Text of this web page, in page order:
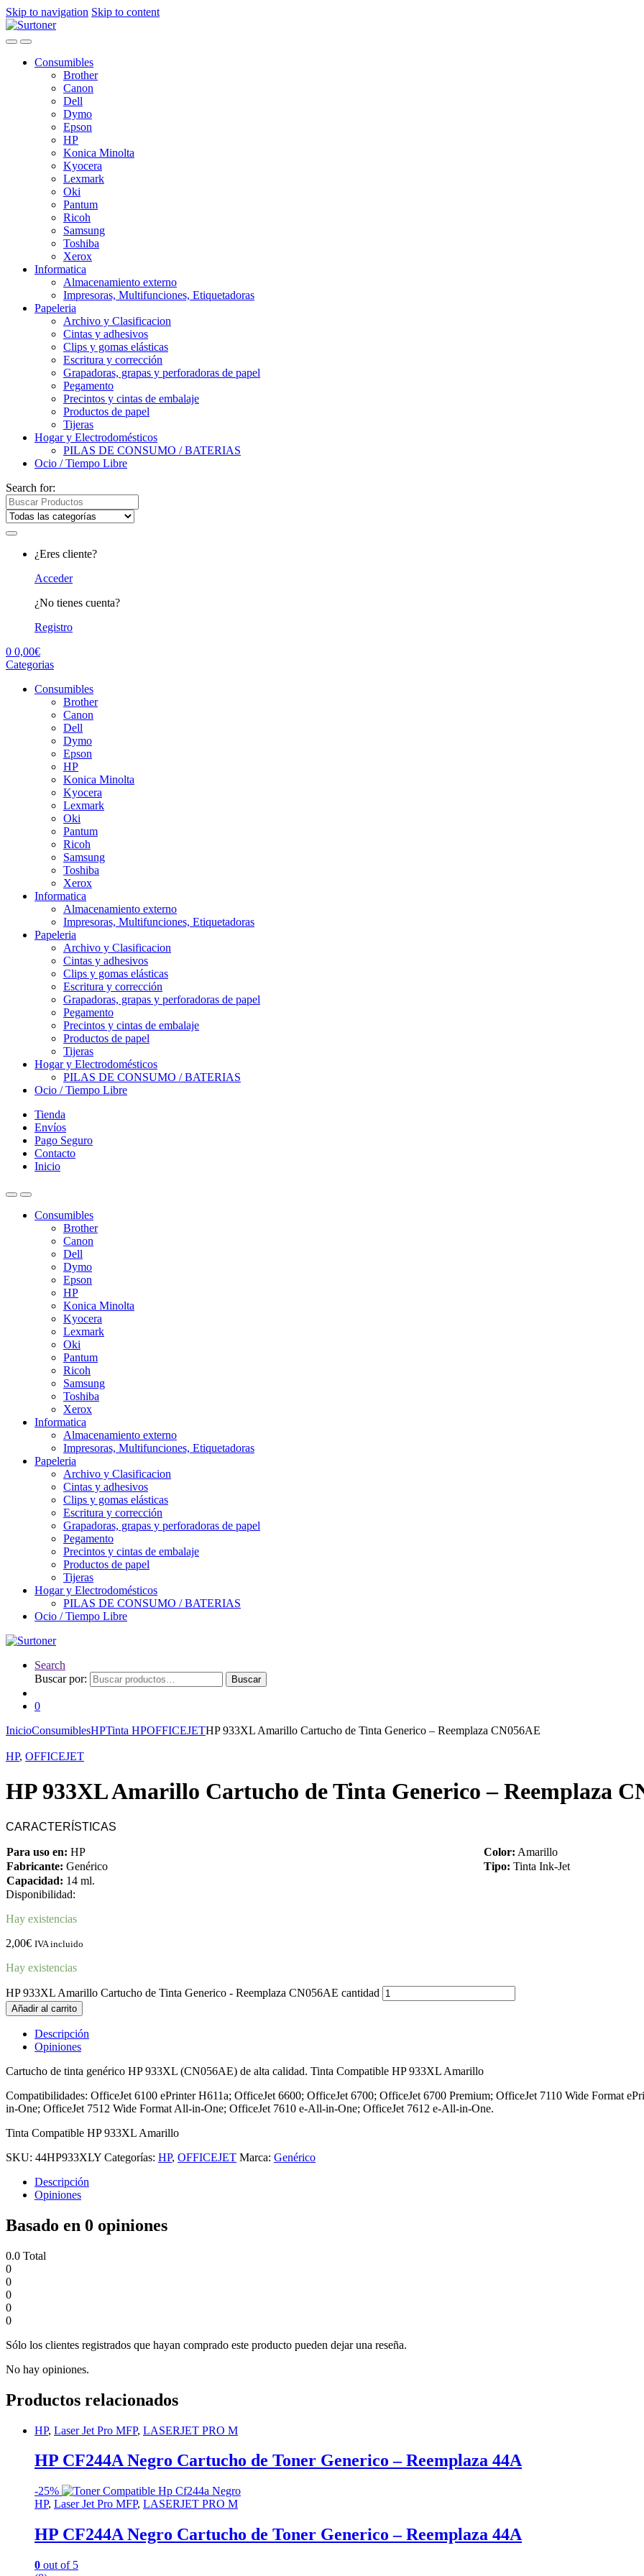
Skip to navigation Skip to content
Consumibles
Brother
Canon
Dell
Dymo
Epson
HP
Konica Minolta
Kyocera
Lexmark
Oki
Pantum
Ricoh
Samsung
Toshiba
Xerox
Informatica
Almacenamiento externo
Impresoras, Multifunciones, Etiquetadoras
Papeleria
Archivo y Clasificacion
Cintas y adhesivos
Clips y gomas elásticas
Escritura y corrección
Grapadoras, grapas y perforadoras de papel
Pegamento
Precintos y cintas de embalaje
Productos de papel
Tijeras
Hogar y Electrodomésticos
PILAS DE CONSUMO / BATERIAS
Ocio / Tiempo Libre
Search for:
¿Eres cliente?
Acceder
¿No tienes cuenta?
Registro
0 0,00€
Categorias
Consumibles
Brother
Canon
Dell
Dymo
Epson
HP
Konica Minolta
Kyocera
Lexmark
Oki
Pantum
Ricoh
Samsung
Toshiba
Xerox
Informatica
Almacenamiento externo
Impresoras, Multifunciones, Etiquetadoras
Papeleria
Archivo y Clasificacion
Cintas y adhesivos
Clips y gomas elásticas
Escritura y corrección
Grapadoras, grapas y perforadoras de papel
Pegamento
Precintos y cintas de embalaje
Productos de papel
Tijeras
Hogar y Electrodomésticos
PILAS DE CONSUMO / BATERIAS
Ocio / Tiempo Libre
Tienda
Envíos
Pago Seguro
Contacto
Inicio
Consumibles
Brother
Canon
Dell
Dymo
Epson
HP
Konica Minolta
Kyocera
Lexmark
Oki
Pantum
Ricoh
Samsung
Toshiba
Xerox
Informatica
Almacenamiento externo
Impresoras, Multifunciones, Etiquetadoras
Papeleria
Archivo y Clasificacion
Cintas y adhesivos
Clips y gomas elásticas
Escritura y corrección
Grapadoras, grapas y perforadoras de papel
Pegamento
Precintos y cintas de embalaje
Productos de papel
Tijeras
Hogar y Electrodomésticos
PILAS DE CONSUMO / BATERIAS
Ocio / Tiempo Libre
Search
Buscar por:
Buscar
0
InicioConsumiblesHPTinta HPOFFICEJETHP 933XL Amarillo Cartucho de Tinta Generico – Reemplaza CN056AE
HP, OFFICEJET
HP 933XL Amarillo Cartucho de Tinta Generico – Reemplaza
CARACTERÍSTICAS
Para uso en: HP Color: Amarillo
Fabricante: Genérico Tipo: Tinta Ink-Jet
Capacidad: 14 ml.
Disponibilidad:
Hay existencias
2,00€ IVA incluido
Hay existencias
HP 933XL Amarillo Cartucho de Tinta Generico - Reemplaza CN056AE cantidad
Añadir al carrito
Descripción
Opiniones
Cartucho de tinta genérico HP 933XL (CN056AE) de alta calidad. Tinta Compatible HP 933XL Amarillo
Compatibilidades: OfficeJet 6100 ePrinter H611a; OfficeJet 6600; OfficeJet 6700; OfficeJet 6700 Premium; OfficeJet 7110 Wide Format
in-One; OfficeJet 7512 Wide Format All-in-One; OfficeJet 7610 e-All-in-One; OfficeJet 7612 e-All-in-One.
Tinta Compatible HP 933XL Amarillo
SKU: 44HP933XLY Categorías: HP, OFFICEJET Marca: Genérico
Descripción
Opiniones
Basado en 0 opiniones
0.0 Total
0
0
0
0
0
Sólo los clientes registrados que hayan comprado este producto pueden dejar una reseña.
No hay opiniones.
Productos relacionados
HP, Laser Jet Pro MFP, LASERJET PRO M
HP CF244A Negro Cartucho de Toner Generico – Reemplaza 44A
-25%
HP, Laser Jet Pro MFP, LASERJET PRO M
HP CF244A Negro Cartucho de Toner Generico – Reemplaza 44A
0 out of 5